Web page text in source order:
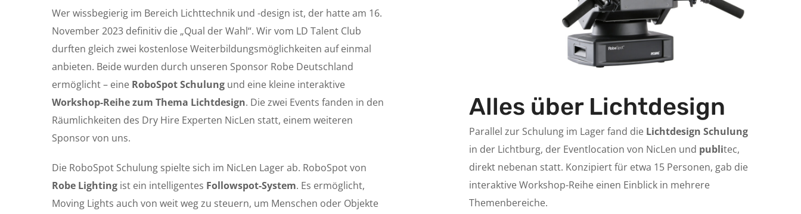
Wer wissbegierig im Bereich Lichttechnik und -design ist, der hatte am 16.
November 2023 definitiv die „Qual der Wahl“. Wir vom LD Talent Club
durften gleich zwei kostenlose Weiterbildungsmöglichkeiten auf einmal
anbieten. Beide wurden durch unseren Sponsor Robe Deutschland
ermöglicht – eine RoboSpot Schulung und eine kleine interaktive
Workshop-Reihe zum Thema Lichtdesign. Die zwei Events fanden in den
Räumlichkeiten des Dry Hire Experten NicLen statt, einem weiteren
Sponsor von uns.
Die RoboSpot Schulung spielte sich im NicLen Lager ab. RoboSpot von
Robe Lighting ist ein intelligentes Followspot-System. Es ermöglicht,
Moving Lights auch von weit weg zu steuern, um Menschen oder Objekte
Alles über Lichtdesign
Parallel zur Schulung im Lager fand die Lichtdesign Schulung
in der Lichtburg, der Eventlocation von NicLen und publitec,
direkt nebenan statt. Konzipiert für etwa 15 Personen, gab die
interaktive Workshop-Reihe einen Einblick in mehrere
Themenbereiche.